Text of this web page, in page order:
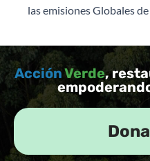
las emisiones Globales
AcciónVerde,